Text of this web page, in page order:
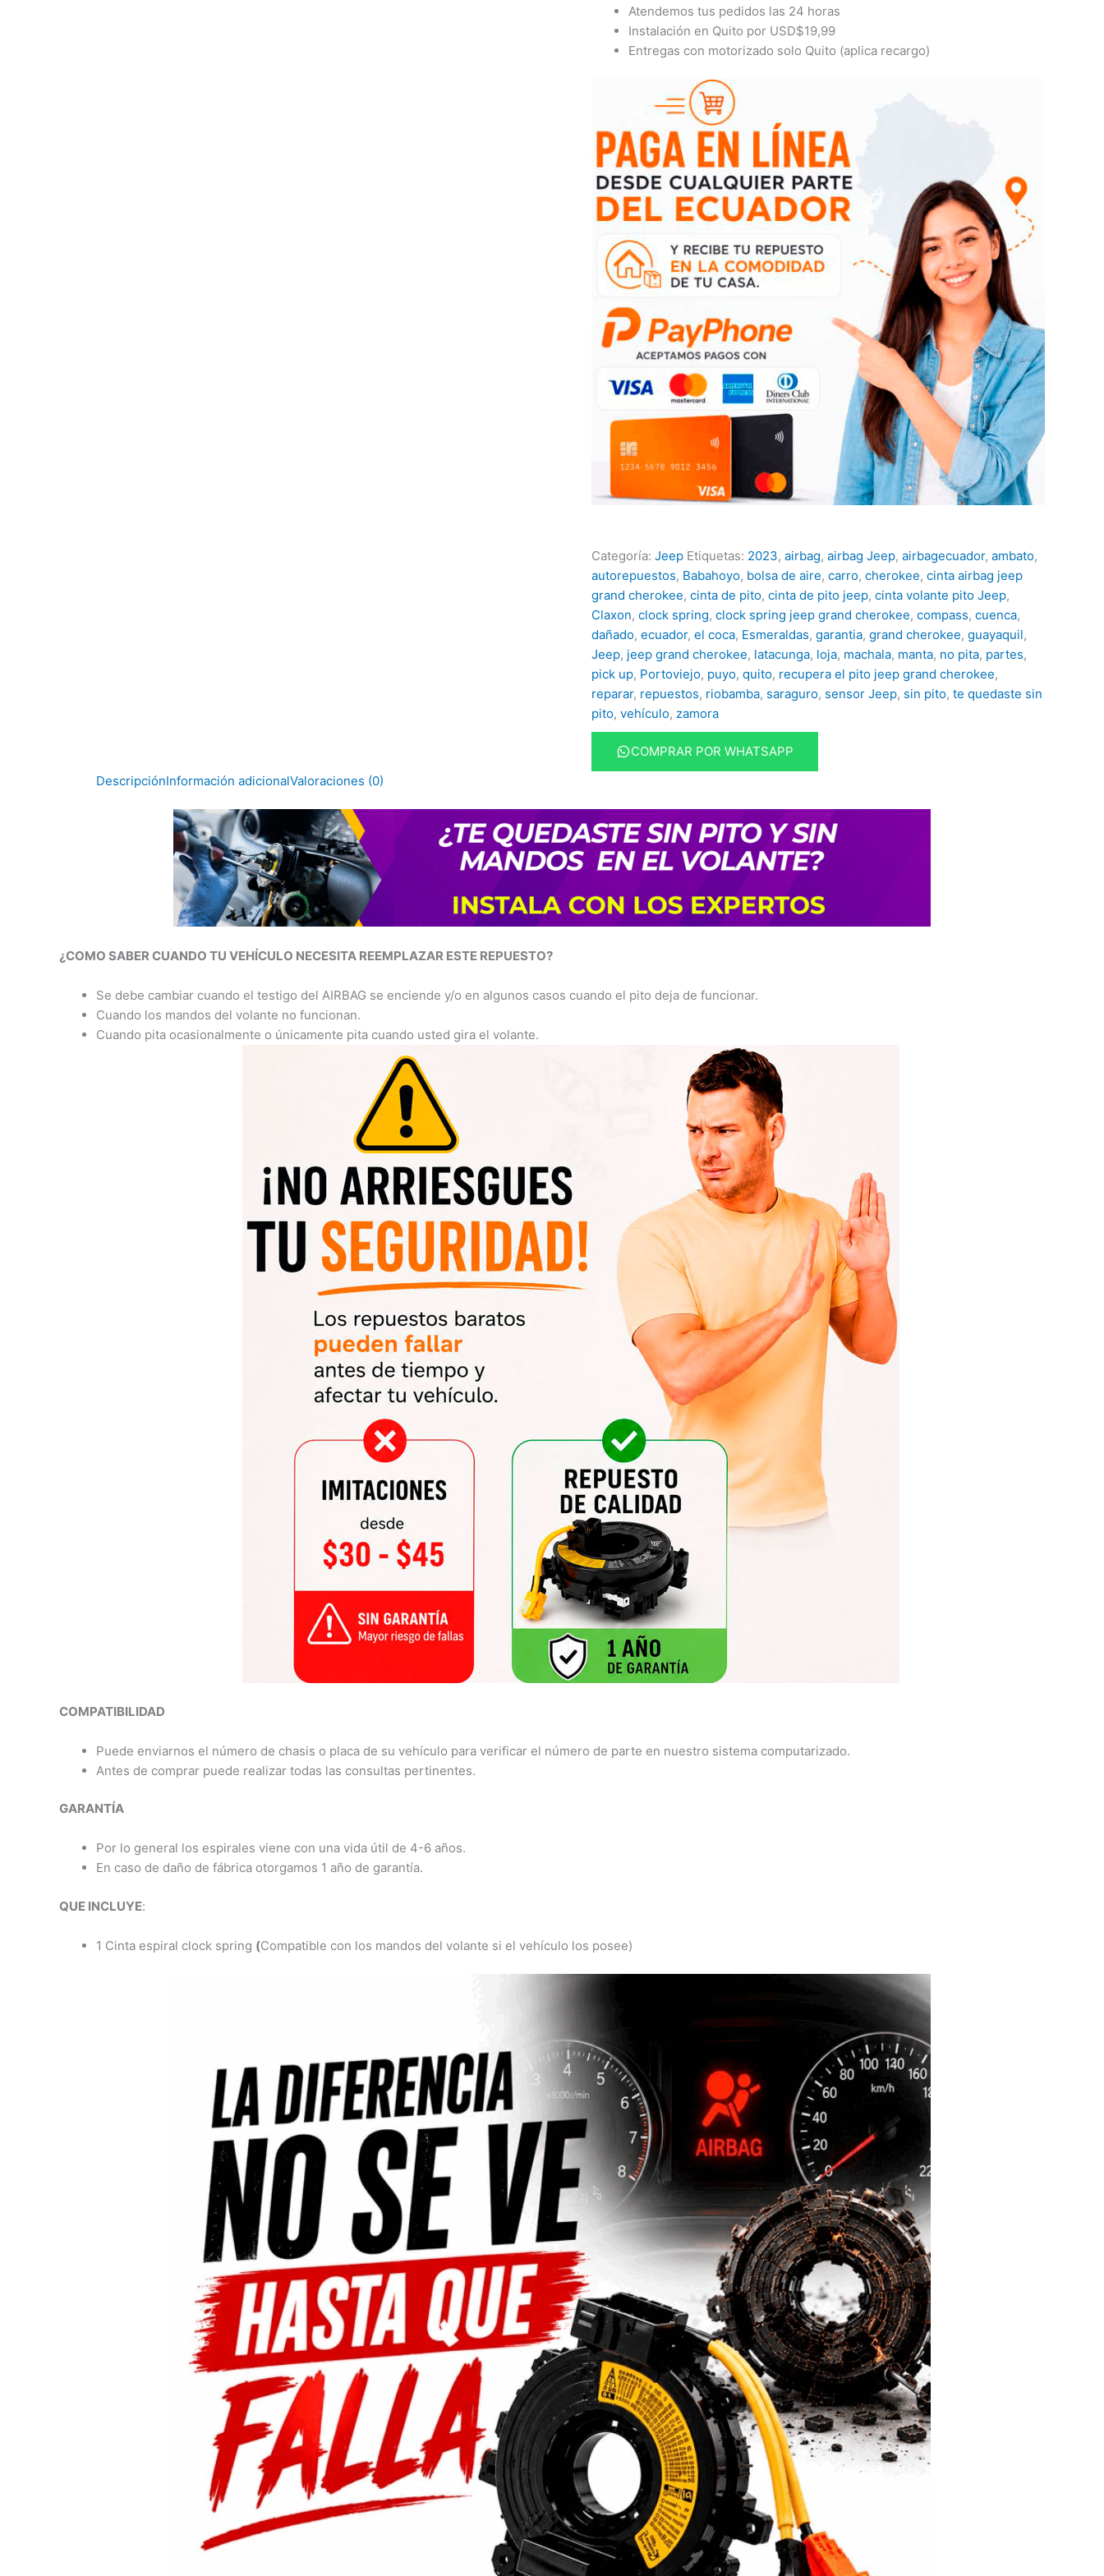
Atendemos tus pedidos las 24 horas
Instalación en Quito por USD$19,99
Entregas con motorizado solo Quito (aplica recargo)
Categoría: Jeep Etiquetas: 2023, airbag, airbag Jeep, airbagecuador, ambato,
autorepuestos, Babahoyo, bolsa de aire, carro, cherokee, cinta airbag jeep
grand cherokee, cinta de pito, cinta de pito jeep, cinta volante pito Jeep,
Claxon, clock spring, clock spring jeep grand cherokee, compass, cuenca,
dañado, ecuador, el coca, Esmeraldas, garantia, grand cherokee, guayaquil,
Jeep, jeep grand cherokee, latacunga, loja, machala, manta, no pita, partes,
pick up, Portoviejo, puyo, quito, recupera el pito jeep grand cherokee,
reparar, repuestos, riobamba, saraguro, sensor Jeep, sin pito, te quedaste sin
pito, vehículo, zamora
COMPRAR POR WHATSAPP
DescripciónInformación adicionalValoraciones (0)
¿COMO SABER CUANDO TU VEHÍCULO NECESITA REEMPLAZAR ESTE REPUESTO?
Se debe cambiar cuando el testigo del AIRBAG se enciende y/o en algunos casos cuando el pito deja de funcionar.
Cuando los mandos del volante no funcionan.
Cuando pita ocasionalmente o únicamente pita cuando usted gira el volante.
COMPATIBILIDAD
Puede enviarnos el número de chasis o placa de su vehículo para verificar el número de parte en nuestro sistema computarizado.
Antes de comprar puede realizar todas las consultas pertinentes.
GARANTÍA
Por lo general los espirales viene con una vida útil de 4-6 años.
En caso de daño de fábrica otorgamos 1 año de garantía.
QUE INCLUYE:
1 Cinta espiral clock spring (Compatible con los mandos del volante si el vehículo los posee)